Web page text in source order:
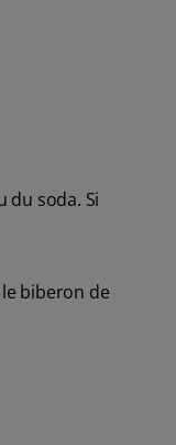
du soda. Si
biberon de